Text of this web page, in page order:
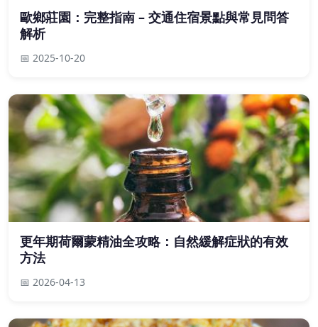
歐鄉莊園：完整指南 – 交通住宿景點與常見問答
解析
📅 2025-10-20
更年期荷爾蒙精油全攻略：自然緩解症狀的有效
方法
📅 2026-04-13